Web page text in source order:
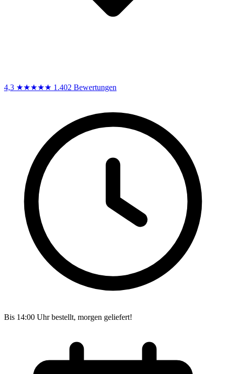
4,3 ★★★★★ 1.402 Bewertungen
Bis 14:00 Uhr bestellt, morgen geliefert!